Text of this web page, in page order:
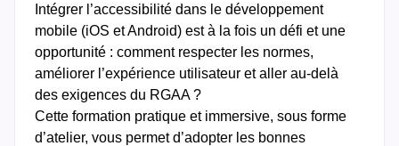
Intégrer l’accessibilité dans le développement
mobile (iOS et Android) est à la fois un défi et une
opportunité : comment respecter les normes,
améliorer l’expérience utilisateur et aller au-delà
des exigences du RGAA ?
Cette formation pratique et immersive, sous forme
d’atelier, vous permet d’adopter les bonnes